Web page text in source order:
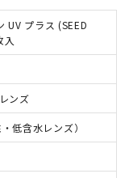
UV プラス (SEED
入
ンズ
低含水レンズ）